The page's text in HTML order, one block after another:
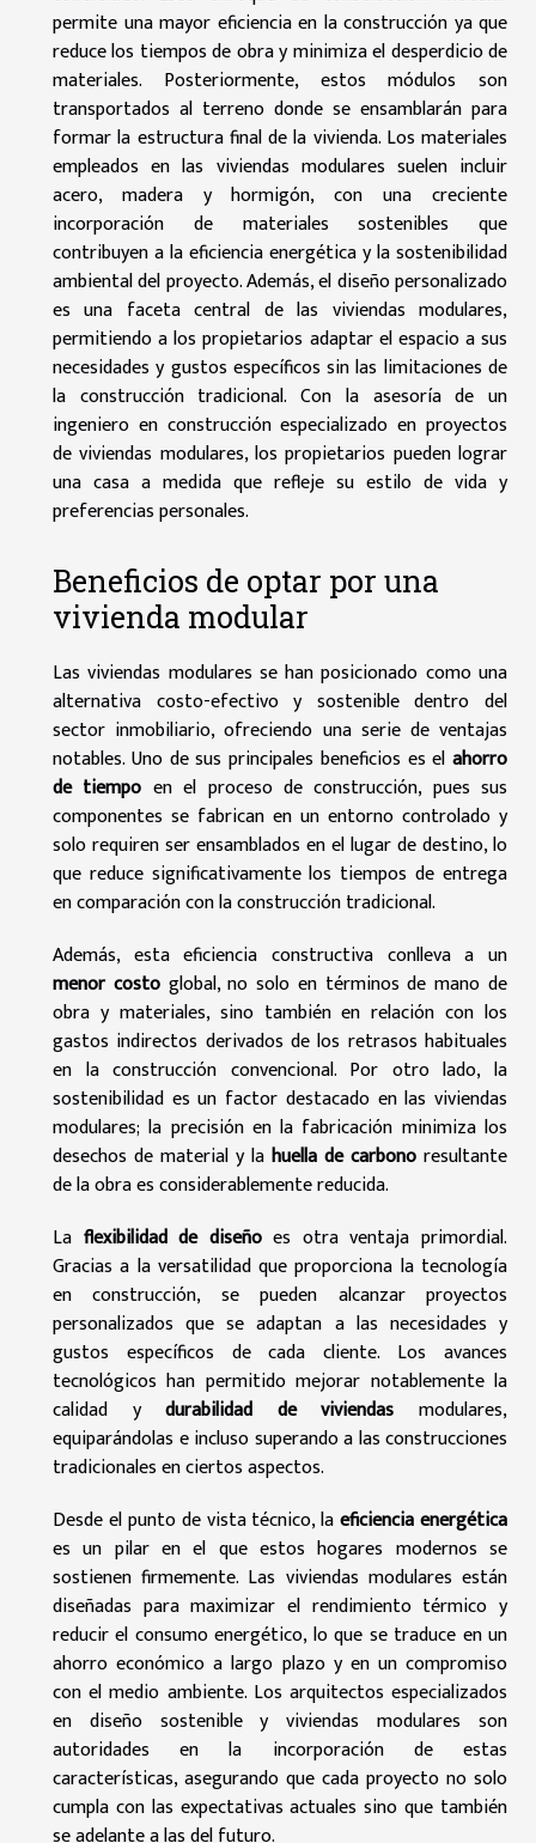
permite una mayor eficiencia en la construcción ya que
reduce los tiempos de obra y minimiza el desperdicio de
materiales. Posteriormente, estos módulos son
transportados al terreno donde se ensamblarán para
formar la estructura final de la vivienda. Los materiales
empleados en las viviendas modulares suelen incluir
acero, madera y hormigón, con una creciente
incorporación de materiales sostenibles que
contribuyen a la eficiencia energética y la sostenibilidad
ambiental del proyecto. Además, el diseño personalizado
es una faceta central de las viviendas modulares,
permitiendo a los propietarios adaptar el espacio a sus
necesidades y gustos específicos sin las limitaciones de
la construcción tradicional. Con la asesoría de un
ingeniero en construcción especializado en proyectos
de viviendas modulares, los propietarios pueden lograr
una casa a medida que refleje su estilo de vida y
preferencias personales.
Beneficios de optar por una
vivienda modular
Las viviendas modulares se han posicionado como una
alternativa costo-efectivo y sostenible dentro del
sector inmobiliario, ofreciendo una serie de ventajas
notables. Uno de sus principales beneficios es el ahorro
de tiempo en el proceso de construcción, pues sus
componentes se fabrican en un entorno controlado y
solo requiren ser ensamblados en el lugar de destino, lo
que reduce significativamente los tiempos de entrega
en comparación con la construcción tradicional.
Además, esta eficiencia constructiva conlleva a un
menor costoglobal, no solo en términos de mano de
obra y materiales, sino también en relación con los
gastos indirectos derivados de los retrasos habituales
en la construcción convencional. Por otro lado, la
sostenibilidad es un factor destacado en las viviendas
modulares; la precisión en la fabricación minimiza los
desechos de material y la huella de carbono resultante
de la obra es considerablemente reducida.
La flexibilidad de diseñoes otra ventaja primordial.
Gracias a la versatilidad que proporciona la tecnología
en construcción, se pueden alcanzar proyectos
personalizados que se adaptan a las necesidades y
gustos específicos de cada cliente. Los avances
tecnológicos han permitido mejorar notablemente la
calidad ydurabilidad de viviendas modulares,
equiparándolas e incluso superando a las construcciones
tradicionales en ciertos aspectos.
Desde el punto de vista técnico, laeficiencia energética
es un pilar en el que estos hogares modernos se
sostienen firmemente. Las viviendas modulares están
diseñadas para maximizar el rendimiento térmico y
reducir el consumo energético, lo que se traduce en un
ahorro económico a largo plazo y en un compromiso
con el medio ambiente. Los arquitectos especializados
en diseño sostenible y viviendas modulares son
autoridades en la incorporación de estas
características, asegurando que cada proyecto no solo
cumpla con las expectativas actuales sino que también